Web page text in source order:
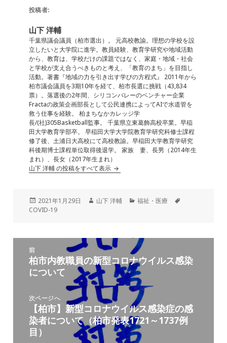
e
b
o
o
k
n
投稿者:
山下 洋輔
千葉県議会議員（柏市選出）。 元高校教諭。理想の学校を設
立したいと大学院に進学。教員経験、教育学研究や地域活動
から、教育は、学校だけの課題ではなく、家庭・地域・社会
と学校が支え合うべきものと考え、「教育のまち」を目指し
活動。著書『地域の力を引き出す学びの方程式』 2011年から
柏市議会議員を3期10年を経て、柏市長選に挑戦（43,834
票）。落選後の2年間、シリコンバレーのベンチャー企業
Fractaの政策企画部長として公民連携によってAIで水道管を
救う仕事を経験。 柏まちなかカレッジ学
長/(社)305Basketball監事。 千葉県立東葛飾高校卒業。早稲
田大学教育学部卒。 早稲田大学大学院教育学研究科修士課程
修了後、土浦日大高校にて高校教諭。早稲田大学教育学研究
科後期博士課程単位取得後退学。 家族 妻、長男（2014年生
まれ）、長女（2017年生まれ）
山下 洋輔 の投稿をすべて表示
投
稿
2021年1月29日
作
山下 洋輔
カ
ー
福祉・医療
COVID-19
前
前
の
稿:
柏市内教職員の新型コロナウイルス感染
について
次ページへ
の
投
【柏市】新型コロナウイルス感染症の感
染者について（柏市発表1721～1737例
目）